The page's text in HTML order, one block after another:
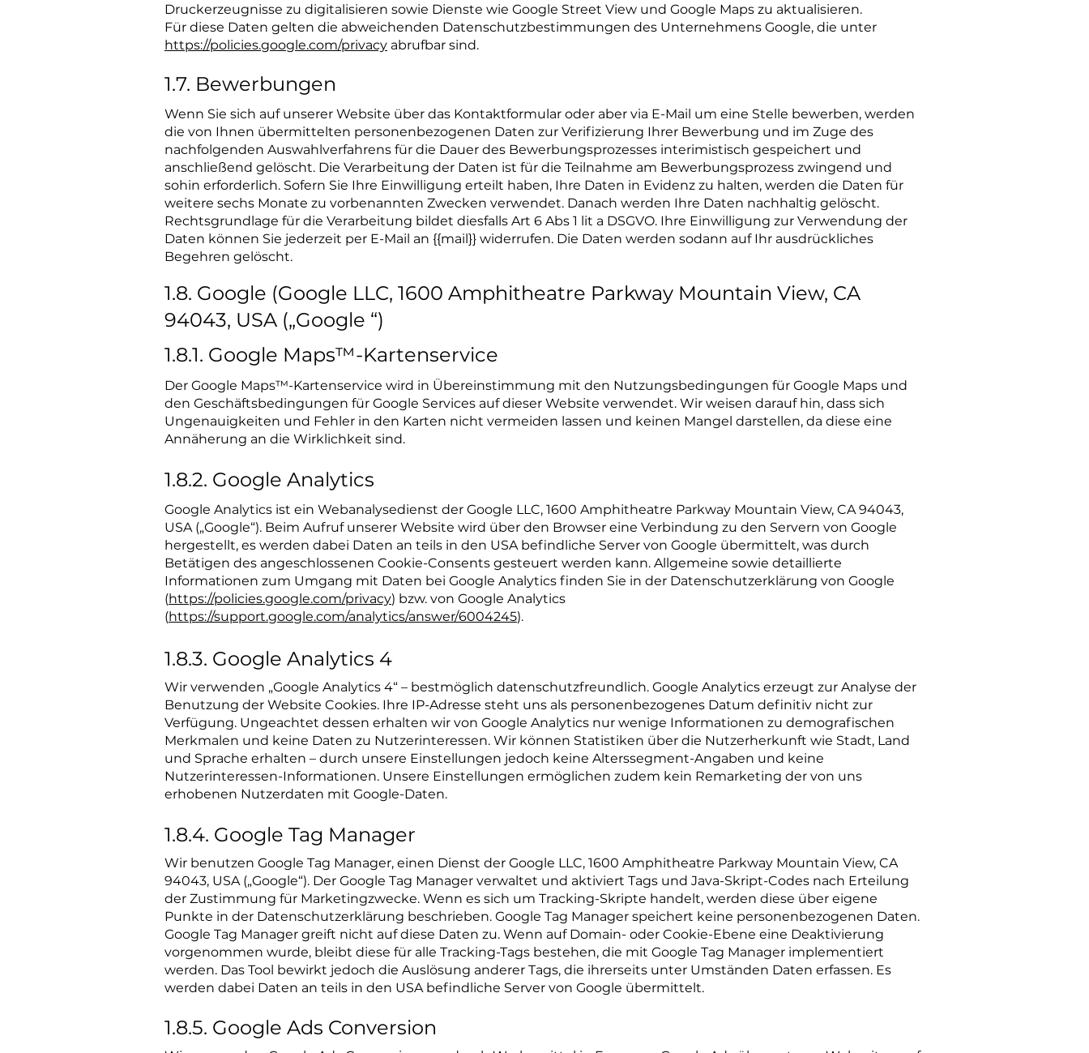
1.7. Bewerbungen
Wenn Sie sich auf unserer Website über das Kontaktformular oder aber via E-Mail um eine Stelle bewerben, werden
die von Ihnen übermittelten personenbezogenen Daten zur Verifizierung Ihrer Bewerbung und im Zuge des
nachfolgenden Auswahlverfahrens für die Dauer des Bewerbungsprozesses interimistisch gespeichert und
anschließend gelöscht. Die Verarbeitung der Daten ist für die Teilnahme am Bewerbungsprozess zwingend und
sohin erforderlich. Sofern Sie Ihre Einwilligung erteilt haben, Ihre Daten in Evidenz zu halten, werden die Daten für
weitere sechs Monate zu vorbenannten Zwecken verwendet. Danach werden Ihre Daten nachhaltig gelöscht.
Rechtsgrundlage für die Verarbeitung bildet diesfalls Art 6 Abs 1 lit a DSGVO. Ihre Einwilligung zur Verwendung der
Daten können Sie jederzeit per E-Mail an {{mail}} widerrufen. Die Daten werden sodann auf Ihr ausdrückliches
Begehren gelöscht.
1.8. Google (Google LLC, 1600 Amphitheatre Parkway Mountain View, CA
94043, USA („Google “)
Der Google Maps™-Kartenservice wird in Übereinstimmung mit den Nutzungsbedingungen für Google Maps und
den Geschäftsbedingungen für Google Services auf dieser Website verwendet. Wir weisen darauf hin, dass sich
Ungenauigkeiten und Fehler in den Karten nicht vermeiden lassen und keinen Mangel darstellen, da diese eine
Annäherung an die Wirklichkeit sind.
Druckerzeugnisse zu digitalisieren sowie Dienste wie Google Street View und Google Maps zu aktualisieren.
Für diese Daten gelten die abweichenden Datenschutzbestimmungen des Unternehmens Google, die unter
https://policies.google.com/privacy abrufbar sind.
1.8.1. Google Maps™-Kartenservice
1.8.2. Google Analytics
Google Analytics ist ein Webanalysedienst der Google LLC, 1600 Amphitheatre Parkway Mountain View, CA 94043,
USA („Google“). Beim Aufruf unserer Website wird über den Browser eine Verbindung zu den Servern von Google
hergestellt, es werden dabei Daten an teils in den USA befindliche Server von Google übermittelt, was durch
Betätigen des angeschlossenen Cookie-Consents gesteuert werden kann. Allgemeine sowie detaillierte
Informationen zum Umgang mit Daten bei Google Analytics finden Sie in der Datenschutzerklärung von Google
(https://policies.google.com/privacy) bzw. von Google Analytics
(https://support.google.com/analytics/answer/6004245).
1.8.3. Google Analytics 4
Wir verwenden „Google Analytics 4“ – bestmöglich datenschutzfreundlich. Google Analytics erzeugt zur Analyse der
Benutzung der Website Cookies. Ihre IP-Adresse steht uns als personenbezogenes Datum definitiv nicht zur
Verfügung. Ungeachtet dessen erhalten wir von Google Analytics nur wenige Informationen zu demografischen
Merkmalen und keine Daten zu Nutzerinteressen. Wir können Statistiken über die Nutzerherkunft wie Stadt, Land
und Sprache erhalten – durch unsere Einstellungen jedoch keine Alterssegment-Angaben und keine
Nutzerinteressen-Informationen. Unsere Einstellungen ermöglichen zudem kein Remarketing der von uns
erhobenen Nutzerdaten mit Google-Daten.
1.8.4. Google Tag Manager
Wir benutzen Google Tag Manager, einen Dienst der Google LLC, 1600 Amphitheatre Parkway Mountain View, CA
94043, USA („Google“). Der Google Tag Manager verwaltet und aktiviert Tags und Java-Skript-Codes nach Erteilung
der Zustimmung für Marketingzwecke. Wenn es sich um Tracking-Skripte handelt, werden diese über eigene
Punkte in der Datenschutzerklärung beschrieben. Google Tag Manager speichert keine personenbezogenen Daten.
Google Tag Manager greift nicht auf diese Daten zu. Wenn auf Domain- oder Cookie-Ebene eine Deaktivierung
vorgenommen wurde, bleibt diese für alle Tracking-Tags bestehen, die mit Google Tag Manager implementiert
werden. Das Tool bewirkt jedoch die Auslösung anderer Tags, die ihrerseits unter Umständen Daten erfassen. Es
werden dabei Daten an teils in den USA befindliche Server von Google übermittelt.
1.8.5. Google Ads Conversion